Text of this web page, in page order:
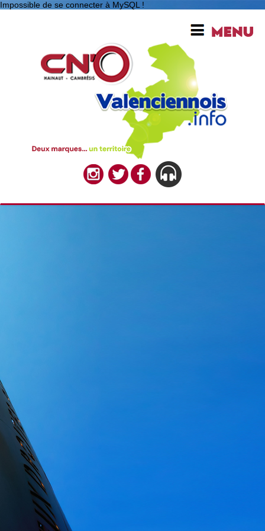
Impossible de se connecter à MySQL !